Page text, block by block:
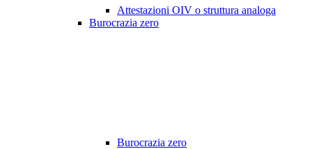
Attestazioni OIV o struttura analoga
Burocrazia zero
Burocrazia zero